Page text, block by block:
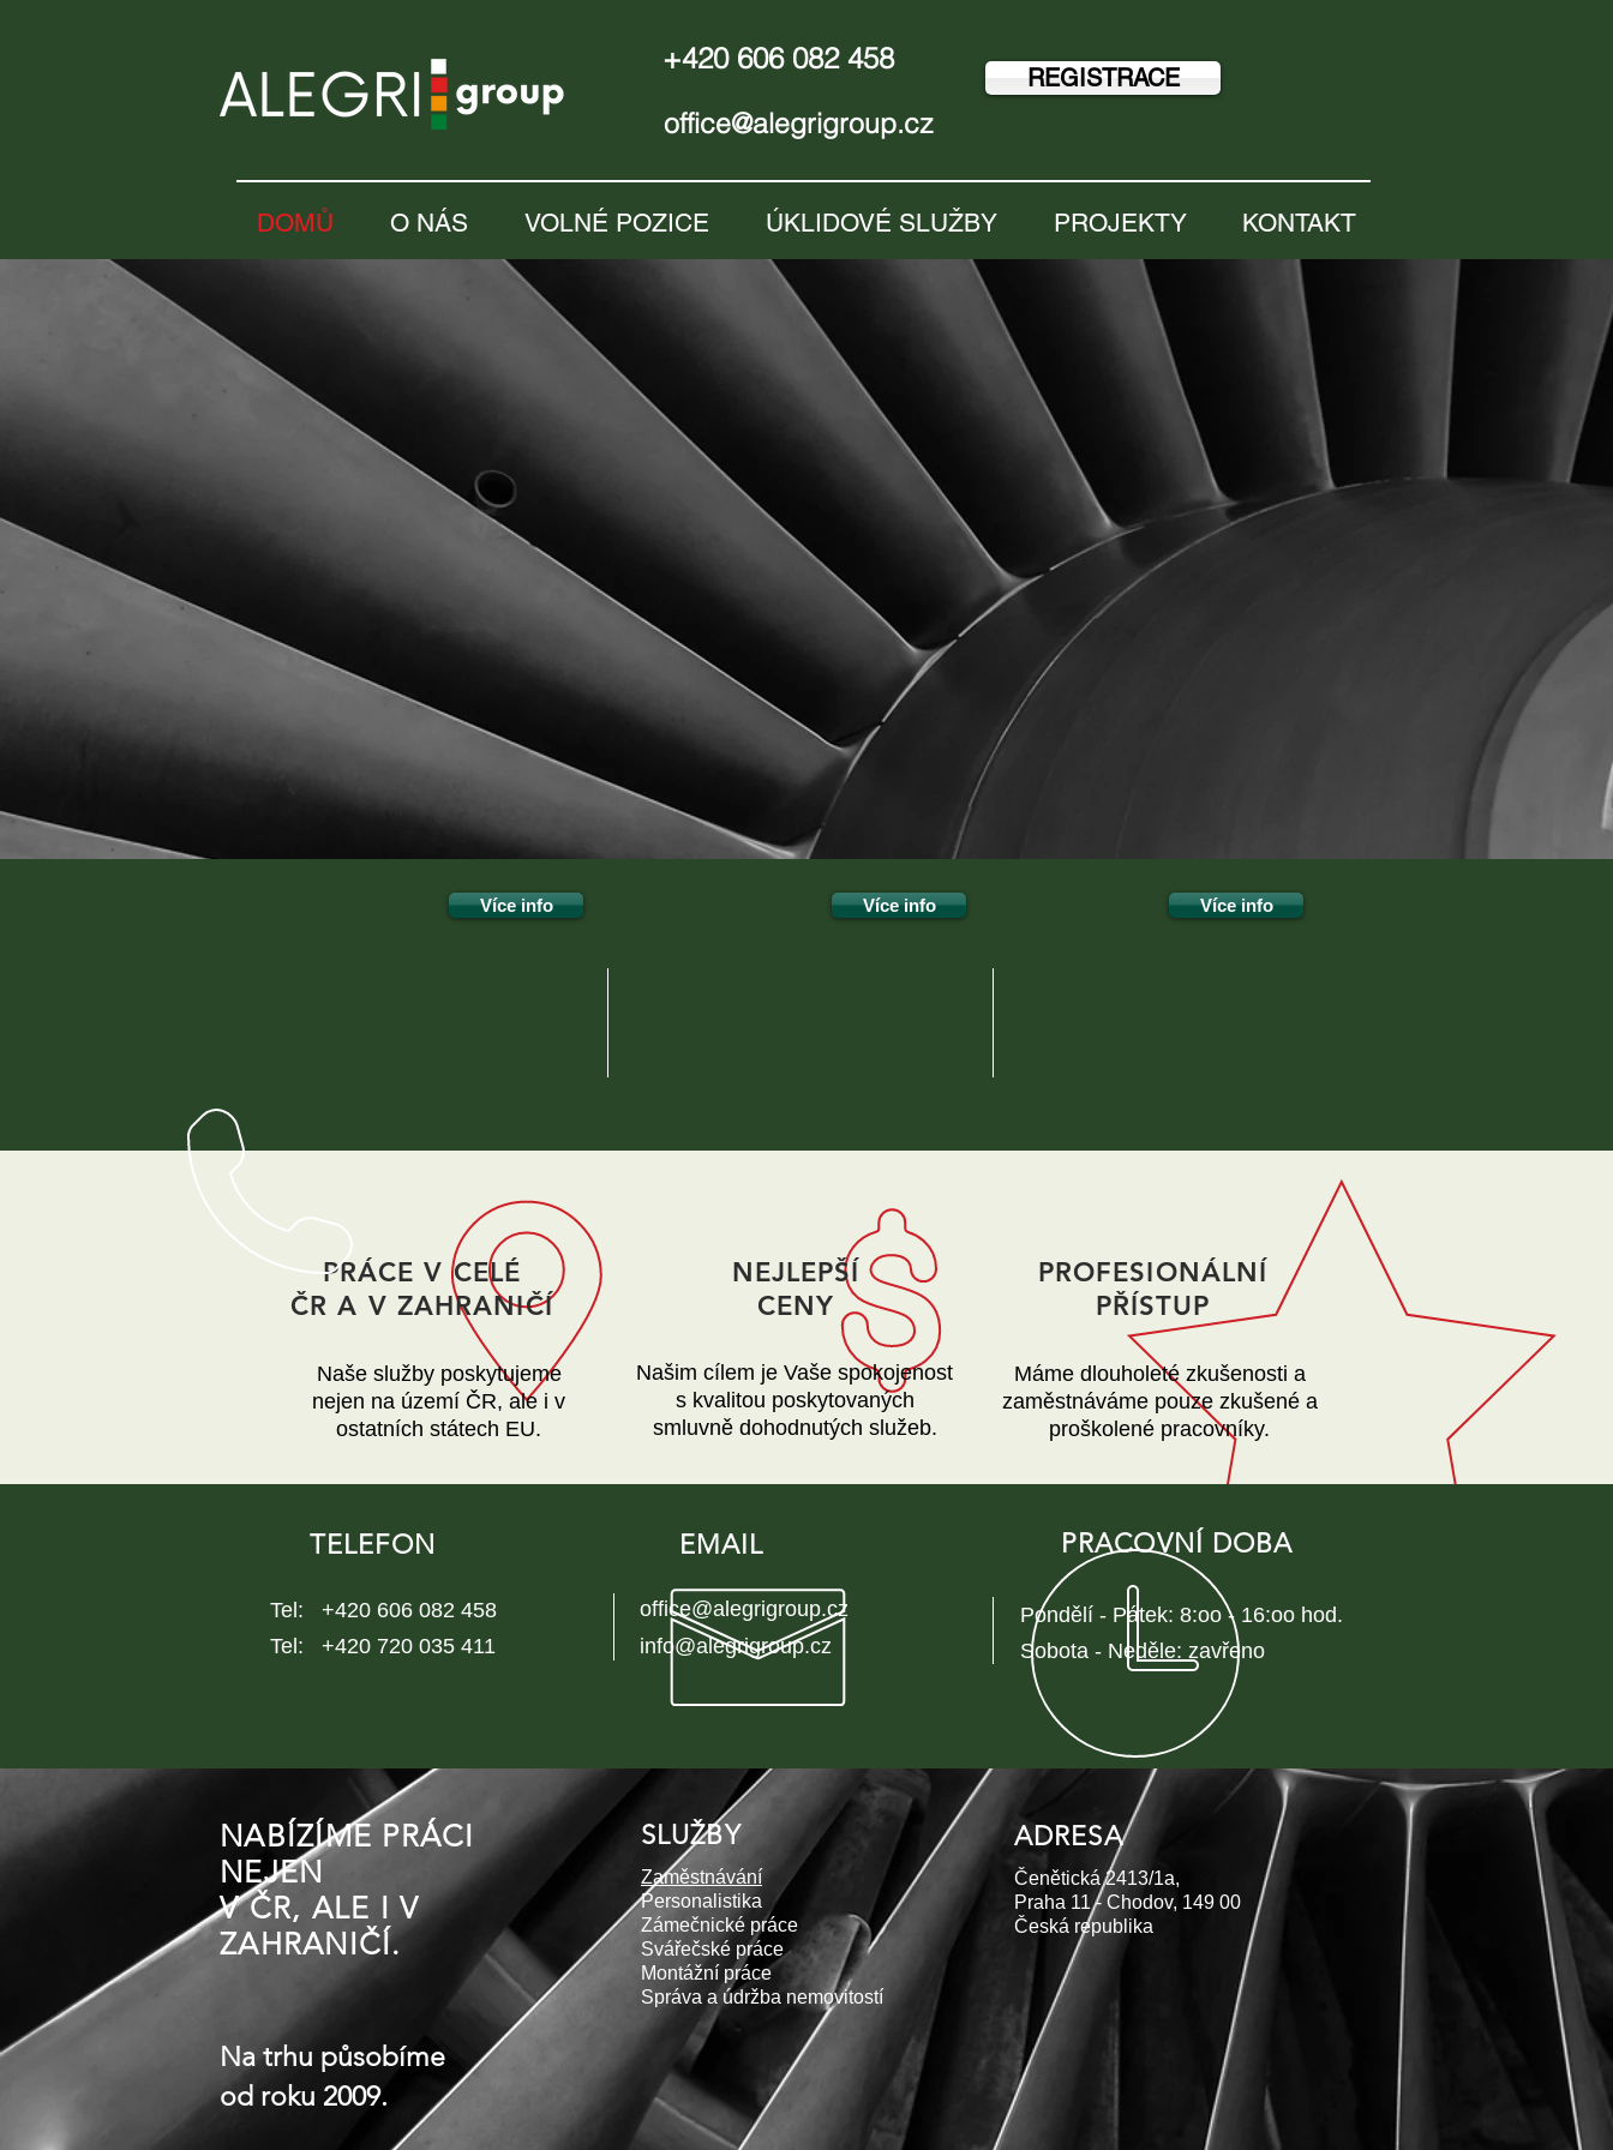
+420 606 082 458
office@alegrigroup.cz
REGISTRACE
DOMŮ O NÁS VOLNÉ POZICE ÚKLIDOVÉ SLUŽBY PROJEKTY KONTAKT
Více info Více info Více info
PRÁCE V CELÉ
ČR A V ZAHRANIČÍ
Naše služby poskytujeme
nejen na území ČR, ale i v
ostatních státech EU.
NEJLEPŠÍ
CENY
Našim cílem je Vaše spokojenost
s kvalitou poskytovaných
smluvně dohodnutých služeb.
PROFESIONÁLNÍ
PŘÍSTUP
Máme dlouholeté zkušenosti a
zaměstnáváme pouze zkušené a
proškolené pracovníky.
TELEFON
Tel: +420 606 082 458
Tel: +420 720 035 411
EMAIL
office@alegrigroup.cz
info@alegrigroup.cz
PRACOVNÍ DOBA
Pondělí - Pátek: 8:oo - 16:oo hod.
Sobota - Neděle: zavřeno
NABÍZÍME PRÁCI
NEJEN
V ČR, ALE I V
ZAHRANIČÍ.
Na trhu působíme
od roku 2009.
SLUŽBY
Zaměstnávání
Personalistika
Zámečnické práce
Svářečské práce
Montážní práce
Správa a údržba nemovitostí
ADRESA
Čenětická 2413/1a,
Praha 11 - Chodov, 149 00
Česká republika